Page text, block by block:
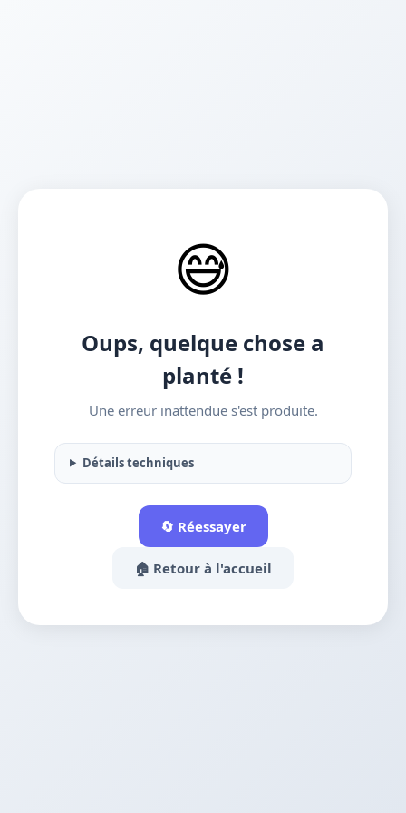
😅
Oups, quelque chose a
planté !
Une erreur inattendue s'est produite.
Détails techniques
🔄 Réessayer
🏠 Retour à l'accueil